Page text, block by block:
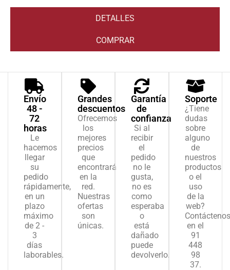
DETALLES
COMPRAR
Envío
48 -
72
horas
Le
hacemos
llegar
su
pedido
rápidamente,
en un
plazo
máximo
de 2 -
3
días
laborables.
Grandes
descuentos
Ofrecemos
los
mejores
precios
que
encontrará
en la
red.
Nuestras
ofertas
son
únicas.
Garantía
de
confianza
Si al
recibir
el
pedido
no le
gusta,
no es
como
esperaba
o
está
dañado
puede
devolverlo.
Soporte
¿Tiene
dudas
sobre
alguno
de
nuestros
productos
o el
uso
de la
web?
Contáctenos
en el
91
448
98
37.